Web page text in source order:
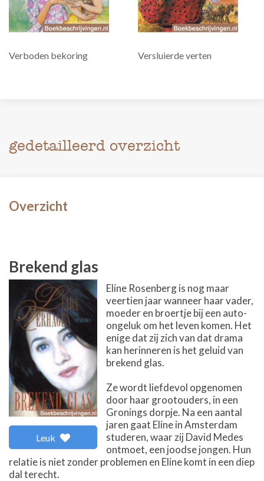
Verboden bekoring Versluierde verten
gedetailleerd overzicht
Overzicht
Brekend glas
Leuk
Eline Rosenberg is nog maar
veertien jaar wanneer haar vader,
moeder en broertje bij een auto-
ongeluk om het leven komen. Het
enige dat zij zich van dat drama
kan herinneren is het geluid van
brekend glas.
Ze wordt liefdevol opgenomen
door haar grootouders, in een
Gronings dorpje. Na een aantal
jaren gaat Eline in Amsterdam
studeren, waar zij David Medes
ontmoet, een joodse jongen. Hun
relatie is niet zonder problemen en Eline komt in een diep
dal terecht.